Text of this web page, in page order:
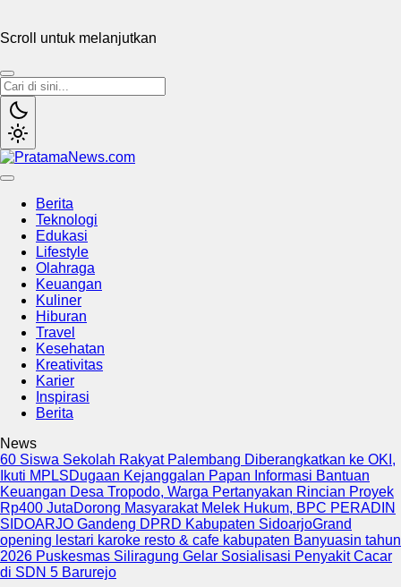
Scroll untuk melanjutkan
Berita
Teknologi
Edukasi
Lifestyle
Olahraga
Keuangan
Kuliner
Hiburan
Travel
Kesehatan
Kreativitas
Karier
Inspirasi
Berita
News
60 Siswa Sekolah Rakyat Palembang Diberangkatkan ke OKI,
Ikuti MPLSDugaan Kejanggalan Papan Informasi Bantuan
Keuangan Desa Tropodo, Warga Pertanyakan Rincian Proyek
Rp400 JutaDorong Masyarakat Melek Hukum, BPC PERADIN
SIDOARJO Gandeng DPRD Kabupaten SidoarjoGrand
opening lestari karoke resto & cafe kabupaten Banyuasin tahun
2026 Puskesmas Siliragung Gelar Sosialisasi Penyakit Cacar
di SDN 5 Barurejo